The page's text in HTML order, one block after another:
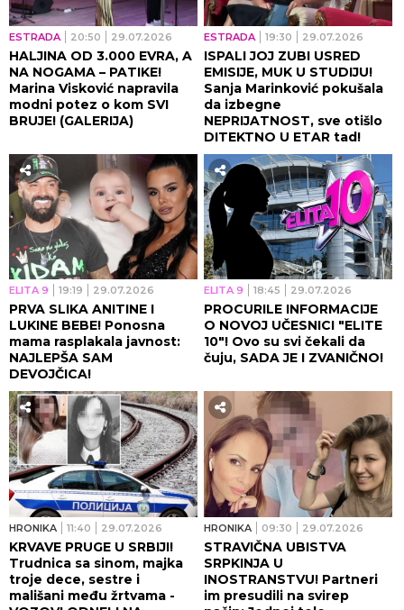
ESTRADA 20:50 29.07.2026
HALJINA OD 3.000 EVRA, A
NA NOGAMA – PATIKE!
Marina Visković napravila
modni potez o kom SVI
BRUJE! (GALERIJA)
ESTRADA 19:30 29.07.2026
ISPALI JOJ ZUBI USRED
EMISIJE, MUK U STUDIJU!
Sanja Marinković pokušala
da izbegne
NEPRIJATNOST, sve otišlo
DITEKTNO U ETAR tad!
ELITA 9 19:19 29.07.2026
PRVA SLIKA ANITINE I
LUKINE BEBE! Ponosna
mama rasplakala javnost:
NAJLEPŠA SAM
DEVOJČICA!
ELITA 9 18:45 29.07.2026
PROCURILE INFORMACIJE
O NOVOJ UČESNICI "ELITE
10"! Ovo su svi čekali da
čuju, SADA JE I ZVANIČNO!
HRONIKA 11:40 29.07.2026
KRVAVE PRUGE U SRBIJI!
Trudnica sa sinom, majka
troje dece, sestre i
mališani među žrtvama -
HRONIKA 09:30 29.07.2026
STRAVIČNA UBISTVA
SRPKINJA U
INOSTRANSTVU! Partneri
im presudili na svirep